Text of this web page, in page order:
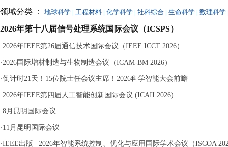
领域分类 ： 地球科学 | 工程材料 | 化学科学 | 社科综合 | 生命科学 | 数理科学
2026年第十八届信号处理系统国际会议（ICSPS）
·2026年IEEE第26届通信技术国际会议（IEEE ICCT 2026）
·2026国际增材制造与生物制造会议（ICAM-BM 2026）
·倒计时21天！15位院士任会议主席！2026科学智能大会前瞻
·2026年IEEE第四届人工智能创新国际会议 (ICAII 2026)
·8月昆明国际会议
· 11月昆明国际会议
·IEEE出版 | 2026年智能系统控制、优化与应用国际学术会议（ISCOA